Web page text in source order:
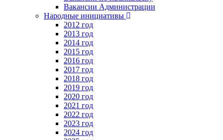
Вакансии Администрации
Народные инициативы
2012 год
2013 год
2014 год
2015 год
2016 год
2017 год
2018 год
2019 год
2020 год
2021 год
2022 год
2023 год
2024 год